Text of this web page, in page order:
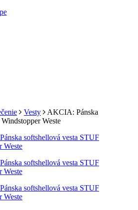
Vesty
AKCIA: Pánska
Weste